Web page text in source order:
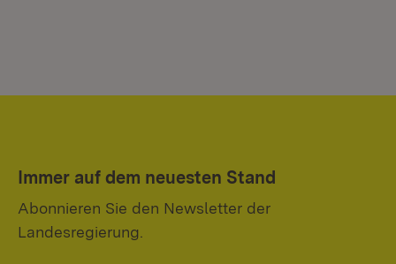
Immer auf dem neuesten Stand
Abonnieren Sie den Newsletter der
Landesregierung.